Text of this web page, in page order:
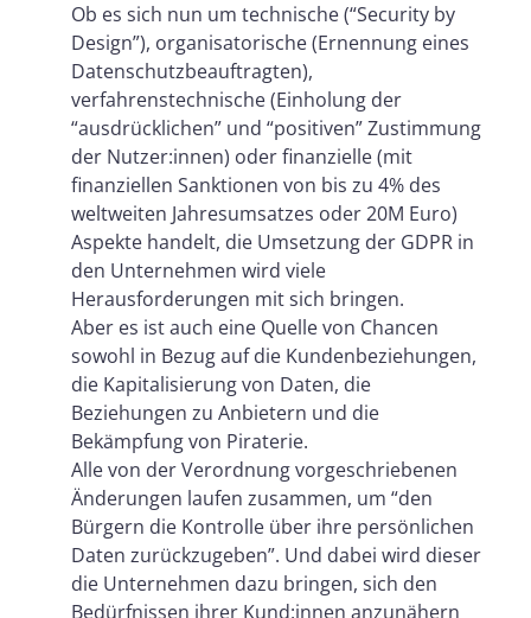
Ob es sich nun um technische (“Security by
Design”), organisatorische (Ernennung eines
Datenschutzbeauftragten),
verfahrenstechnische (Einholung der
“ausdrücklichen” und “positiven” Zustimmung
der Nutzer:innen) oder finanzielle (mit
finanziellen Sanktionen von bis zu 4% des
weltweiten Jahresumsatzes oder 20M Euro)
Aspekte handelt, die Umsetzung der GDPR in
den Unternehmen wird viele
Herausforderungen mit sich bringen.
Aber es ist auch eine Quelle von Chancen
sowohl in Bezug auf die Kundenbeziehungen,
die Kapitalisierung von Daten, die
Beziehungen zu Anbietern und die
Bekämpfung von Piraterie.
Alle von der Verordnung vorgeschriebenen
Änderungen laufen zusammen, um “den
Bürgern die Kontrolle über ihre persönlichen
Daten zurückzugeben”. Und dabei wird dieser
die Unternehmen dazu bringen, sich den
Bedürfnissen ihrer Kund:innen anzunähern